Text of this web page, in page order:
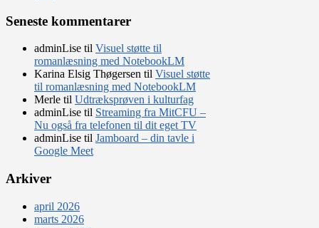
Seneste kommentarer
adminLise til Visuel støtte til
romanlæsning med NotebookLM
Karina Elsig Thøgersen til Visuel støtte
til romanlæsning med NotebookLM
Merle til Udtræksprøven i kulturfag
adminLise til Streaming fra MitCFU –
Nu også fra telefonen til dit eget TV
adminLise til Jamboard – din tavle i
Google Meet
Arkiver
april 2026
marts 2026